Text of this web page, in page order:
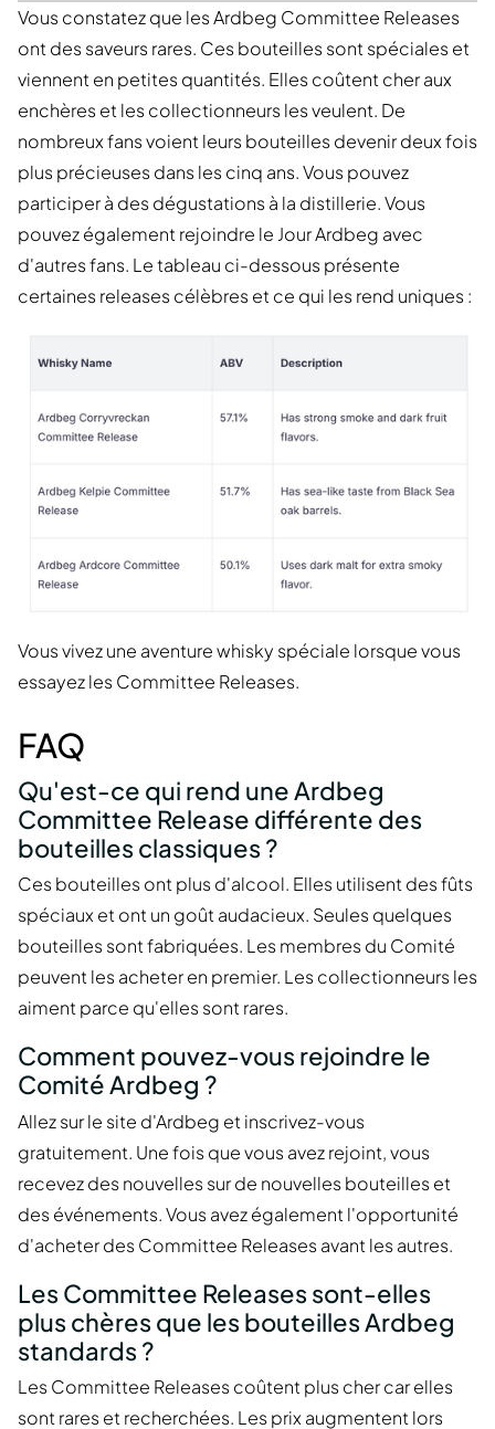
Vous constatez que les Ardbeg Committee Releases
ont des saveurs rares. Ces bouteilles sont spéciales et
viennent en petites quantités. Elles coûtent cher aux
enchères et les collectionneurs les veulent. De
nombreux fans voient leurs bouteilles devenir deux fois
plus précieuses dans les cinq ans. Vous pouvez
participer à des dégustations à la distillerie. Vous
pouvez également rejoindre le Jour Ardbeg avec
d'autres fans. Le tableau ci-dessous présente
certaines releases célèbres et ce qui les rend uniques :
Vous vivez une aventure whisky spéciale lorsque vous
essayez les Committee Releases.
FAQ
Qu'est-ce qui rend une Ardbeg
Committee Release différente des
bouteilles classiques ?
Ces bouteilles ont plus d'alcool. Elles utilisent des fûts
spéciaux et ont un goût audacieux. Seules quelques
bouteilles sont fabriquées. Les membres du Comité
peuvent les acheter en premier. Les collectionneurs les
aiment parce qu'elles sont rares.
Comment pouvez-vous rejoindre le
Comité Ardbeg ?
Allez sur le site d'Ardbeg et inscrivez-vous
gratuitement. Une fois que vous avez rejoint, vous
recevez des nouvelles sur de nouvelles bouteilles et
des événements. Vous avez également l'opportunité
d'acheter des Committee Releases avant les autres.
Les Committee Releases sont-elles
plus chères que les bouteilles Ardbeg
standards ?
Les Committee Releases coûtent plus cher car elles
sont rares et recherchées. Les prix augmentent lors